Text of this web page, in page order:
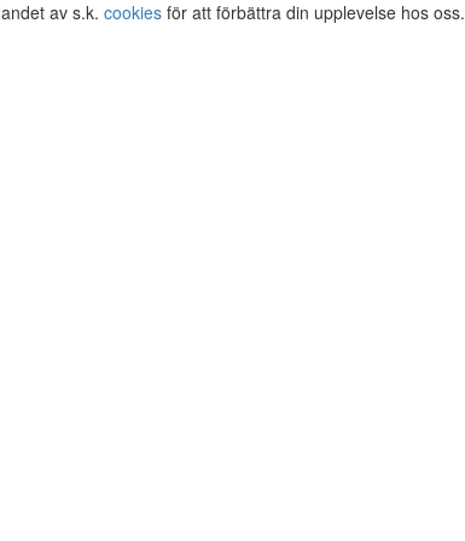
av s.k. cookies för att förbättra din upplevelse hos oss.